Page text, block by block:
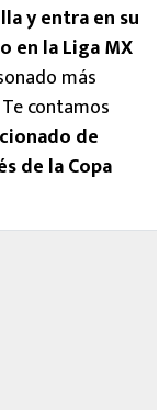
y entra en su
en la Liga MX
más
Te contamos
de
de la Copa